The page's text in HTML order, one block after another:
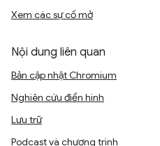
Xem các sự cố mở
Nội dung liên quan
Bản cập nhật Chromium
Nghiên cứu điển hình
Lưu trữ
Podcast và chương trình